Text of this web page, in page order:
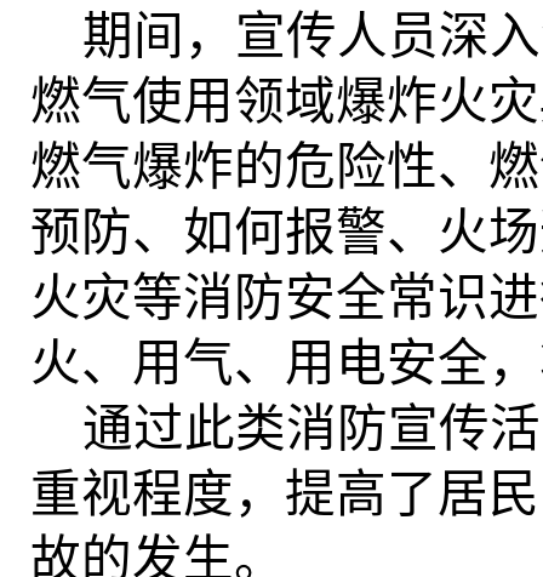
期间 ，宣传人员深
燃气使用领域爆炸火
燃气爆炸的危险性、
预防、如何报警、火
火灾等消防安全常识
火、用气、用电安全
通过此类消防宣传
重视程度，提高了居民
故的发生。